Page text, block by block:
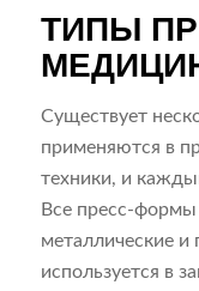
ТИПЫ
Существует
применяются в
техники, и
Все пресс-формы
металлические
используется в